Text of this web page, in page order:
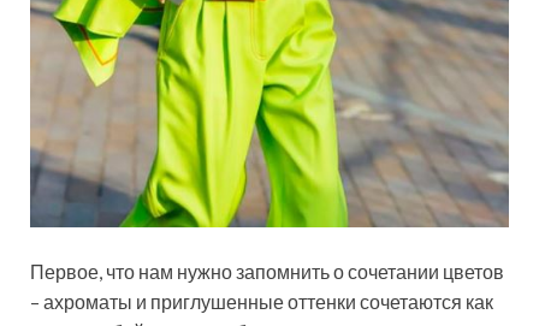
Первое, что нам нужно запомнить о сочетании цветов
– ахроматы и приглушенные оттенки сочетаются как